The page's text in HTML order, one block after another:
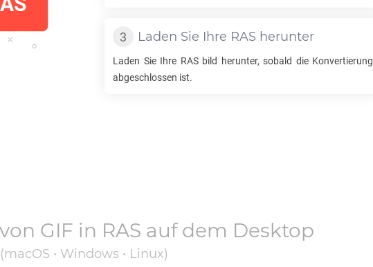
Laden Sie Ihre RAS herunter
Laden Sie Ihre RASbild herunter, sobald die Konvertierung
abgeschlossen ist.
GIF in RAS auf dem Desktop
(macOS • Windows • Linux)